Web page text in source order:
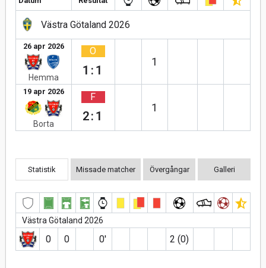
Västra Götaland 2026
26 apr 2026
Hemma
O
1:1
1
19 apr 2026
Borta
F
2:1
1
Statistik Missade matcher Övergångar Galleri
Västra Götaland 2026
0 0 0′ 2 (0)